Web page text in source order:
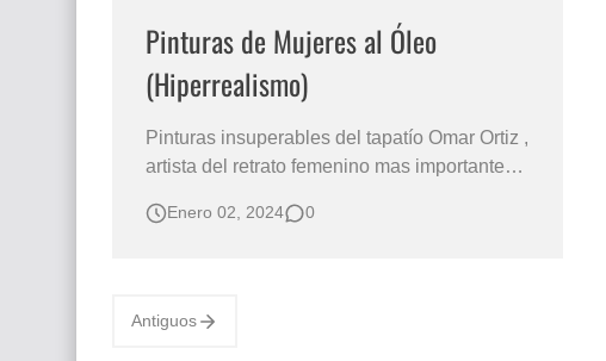
Pinturas de Mujeres al Óleo
(Hiperrealismo)
Pinturas insuperables del tapatío Omar Ortiz ,
artista del retrato femenino mas importante
GALERÍA DE IMÁGENES DE MUJERES
Enero 02, 2024 0
Antiguos